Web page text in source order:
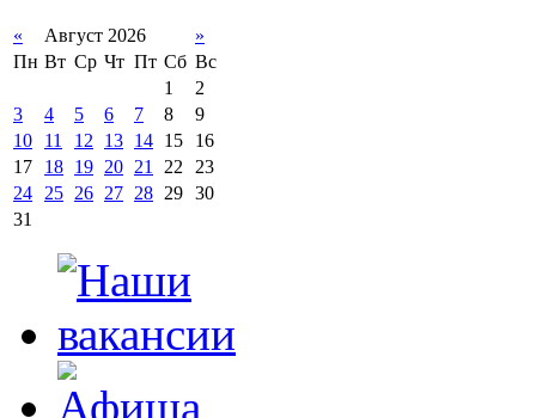
« Август 2026
»
Пн Вт Ср Чт Пт Сб Вс
1
2
3
4 5 6 7 8
9
10
11 12 13 14 15
16
17
18 19 20 21 22
23
24
25 26 27 28 29 30
31